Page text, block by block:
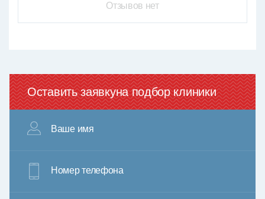
Отзывов нет
Оставить заявкуна подбор клиники
Ваше имя
Номер телефона